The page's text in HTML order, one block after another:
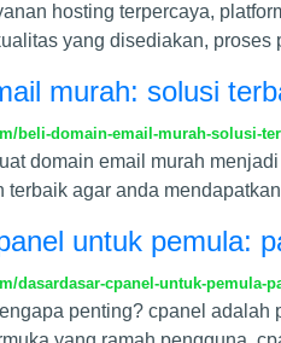
hosting terpercaya,
yang disediakan,
murah: solusi
beli-domain-email-murah-solusi-
domain email murah
terbaik agar anda
untuk pemula:
dasardasar-cpanel-untuk-pemula-
penting? cpanel